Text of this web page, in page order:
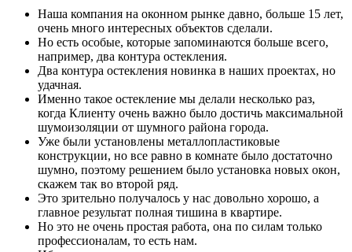
Наша компания на оконном рынке давно, больше 15 лет,
очень много интересных объектов сделали.
Но есть особые, которые запоминаются больше всего,
например, два контура остекления.
Два контура остекления новинка в наших проектах, но
удачная.
Именно такое остекление мы делали несколько раз,
когда Клиенту очень важно было достичь максимальной
шумоизоляции от шумного района города.
Уже были установлены металлопластиковые
конструкции, но все равно в комнате было достаточно
шумно, поэтому решением было установка новых окон,
скажем так во второй ряд.
Это зрительно получалось у нас довольно хорошо, а
главное результат полная тишина в квартире.
Но это не очень простая работа, она по силам только
профессионалам, то есть нам.